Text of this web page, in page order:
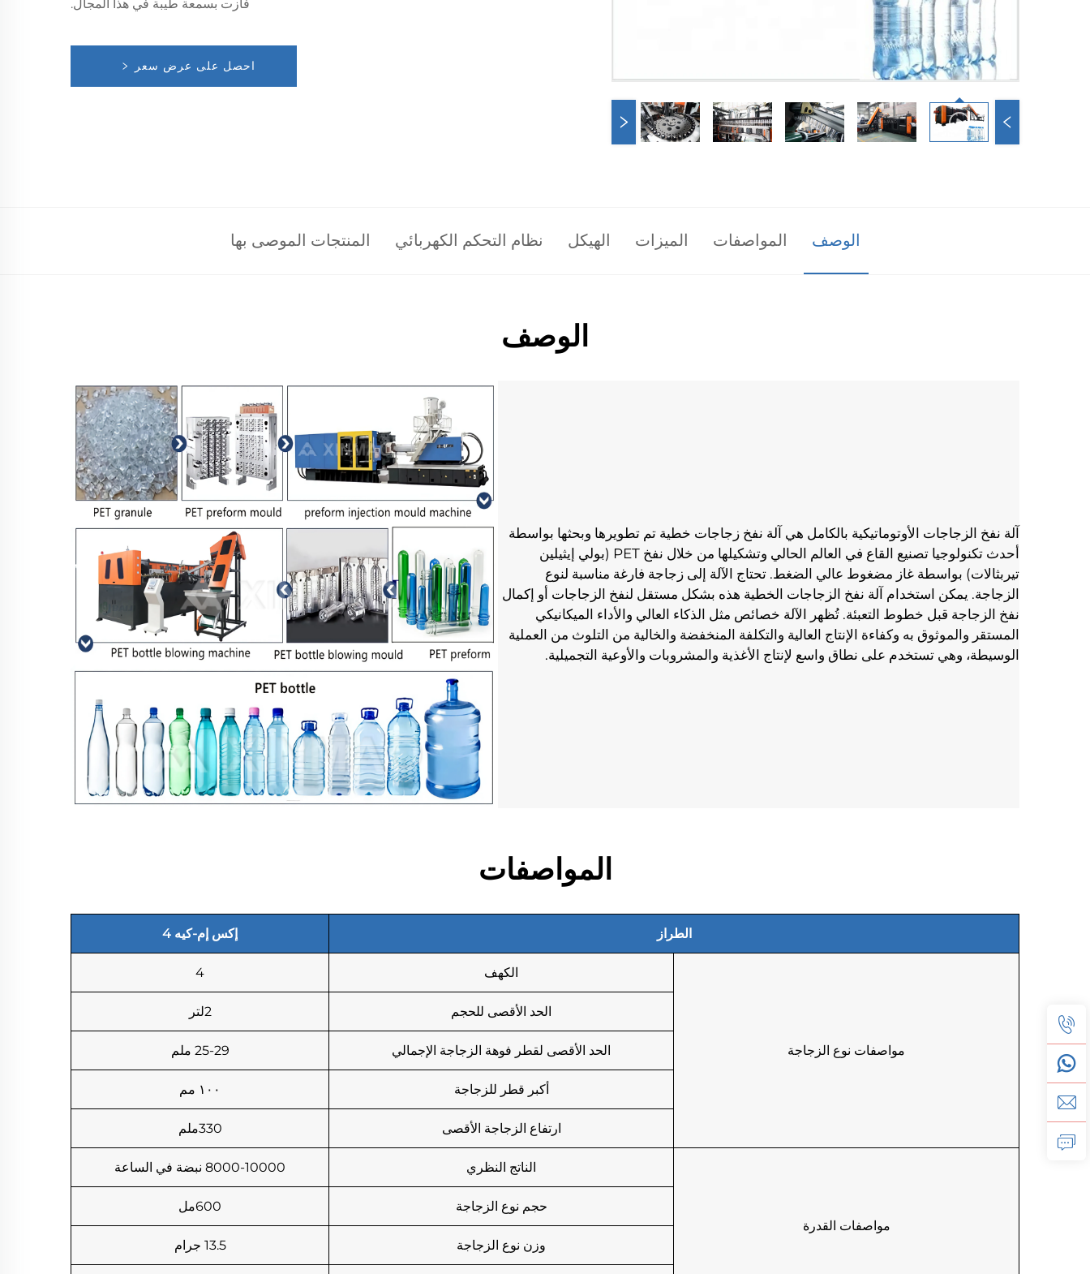
فازت بسمعة طيبة في هذا المجال.
احصل على عرض سعر
الوصف المواصفات الميزات الهيكل نظام التحكم الكهربائي المنتجات الموصى بها
الوصف
الوسيطة، وهي تستخدم على نطاق واسع لإنتاج الأغذية والمشروبات والأوعية التجميلية.
المواصفات
الطراز إكس إم-كيه 4
مواصفات نوع الزجاجة
الكهف 4
الحد الأقصى للحجم 2لتر
الحد الأقصى لقطر فوهة الزجاجة الإجمالي 25-29 ملم
أكبر قطر للزجاجة ١٠٠ مم
ارتفاع الزجاجة الأقصى 330ملم
مواصفات القدرة
الناتج النظري 8000-10000 نبضة في الساعة
حجم نوع الزجاجة 600مل
وزن نوع الزجاجة 13.5 جرام